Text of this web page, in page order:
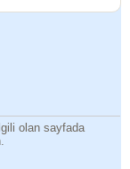
olan sayfada